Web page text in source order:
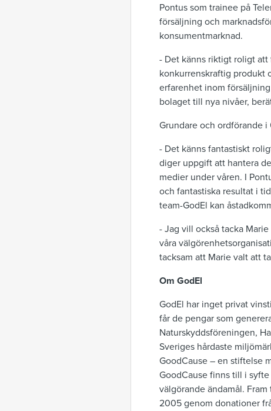
Pontus som trainee på
försäljning och
konsumentmarknad.
- Det känns riktigt roligt att
konkurrenskraftig produkt
erfarenhet inom
bolaget till nya nivåer,
Grundare och ordförande
- Det känns fantastiskt
diger uppgift att hantera
medier under våren. I
och fantastiska resultat i
team-GodEl kan
- Jag vill också tacka
våra
tacksam att Marie valt att
Om GodEl
GodEl har inget privat
får de pengar som
Naturskyddsföreningen,
Sveriges hårdaste
GoodCause – en stiftelse
GoodCause finns till i
välgörande ändamål.
2005 genom donationer